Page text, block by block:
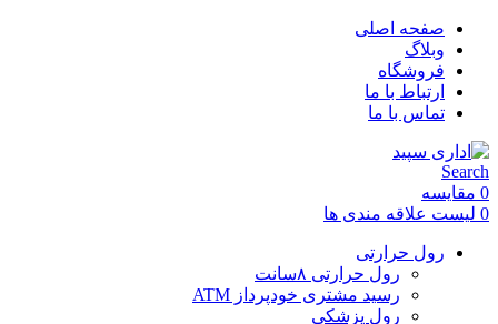
صفحه اصلی
وبلاگ
فروشگاه
ارتباط با ما
تماس با ما
Search
0 مقایسه
0 لیست علاقه مندی ها
رول حرارتی
رول حرارتی ۸سانت
رسید مشتری خودپرداز ATM
رول پزشکی